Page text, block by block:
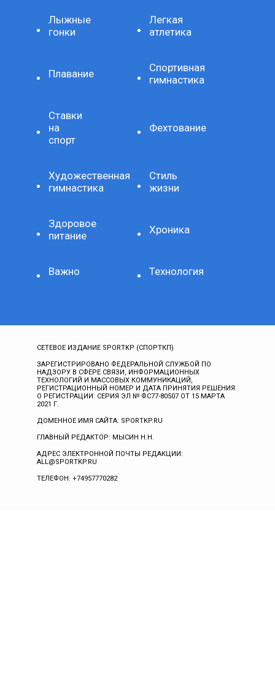
Лыжные
гонки
Легкая
атлетика
Плавание
Спортивная
гимнастика
Ставки
на
спорт
Фехтование
Художественная
гимнастика
Стиль
жизни
Здоровое
питание
Хроника
Важно Технология
СЕТЕВОЕ ИЗДАНИЕ SPORTKP (СПОРТКП)
ЗАРЕГИСТРИРОВАНО ФЕДЕРАЛЬНОЙ СЛУЖБОЙ ПО
НАДЗОРУ В СФЕРЕ СВЯЗИ, ИНФОРМАЦИОННЫХ
ТЕХНОЛОГИЙ И МАССОВЫХ КОММУНИКАЦИЙ,
РЕГИСТРАЦИОННЫЙ НОМЕР И ДАТА ПРИНЯТИЯ РЕШЕНИЯ
О РЕГИСТРАЦИИ: СЕРИЯ ЭЛ № ФС77-80507 ОТ 15 МАРТА
2021 Г.
ДОМЕННОЕ ИМЯ САЙТА: SPORTKP.RU
ГЛАВНЫЙ РЕДАКТОР: МЫСИН Н.Н.
АДРЕС ЭЛЕКТРОННОЙ ПОЧТЫ РЕДАКЦИИ:
ALL@SPORTKP.RU
ТЕЛЕФОН: +74957770282